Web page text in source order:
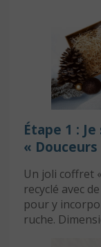
Étape 1 :
«
Un joli coffret
recyclé avec
pour y
ruche.